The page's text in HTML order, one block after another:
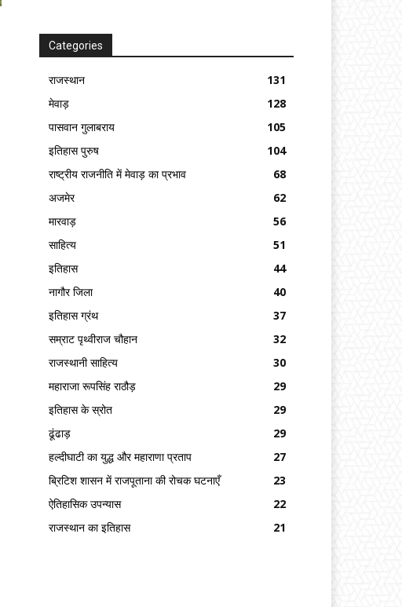
Categories
राजस्थान
131
मेवाड़
128
पासवान गुलाबराय
105
इतिहास पुरुष
104
राष्ट्रीय राजनीति में मेवाड़ का प्रभाव
68
अजमेर
62
मारवाड़
56
साहित्य
51
इतिहास
44
नागौर जिला
40
इतिहास ग्रंथ
37
सम्राट पृथ्वीराज चौहान
32
राजस्थानी साहित्य
30
महाराजा रूपसिंह राठौड़
29
इतिहास के स्रोत
29
ढूंढाड़
29
हल्दीघाटी का युद्ध और महाराणा प्रताप
27
ब्रिटिश शासन में राजपूताना की रोचक घटनाएँ
23
ऐतिहासिक उपन्यास
22
राजस्थान का इतिहास
21